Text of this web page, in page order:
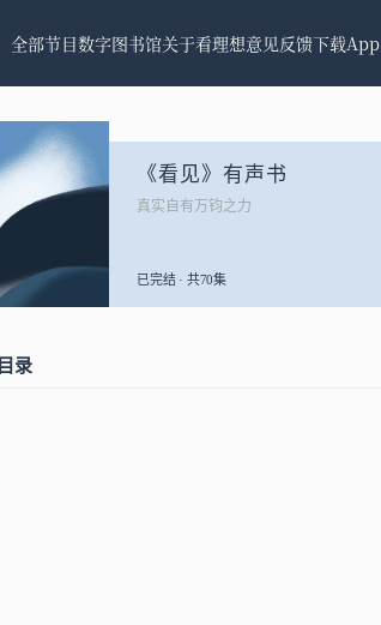
全部节目数字图书馆关于看理想意见反馈下载App
《看见》有声书
真实自有万钧之力
已完结 · 共70集
目录